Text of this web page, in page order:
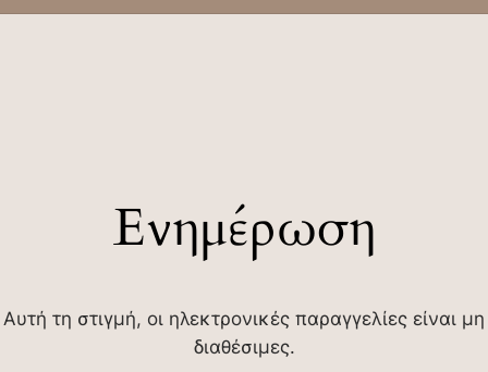
Ενημέρωση
Αυτή τη στιγμή, οι ηλεκτρονικές παραγγελίες είναι μη
διαθέσιμες.